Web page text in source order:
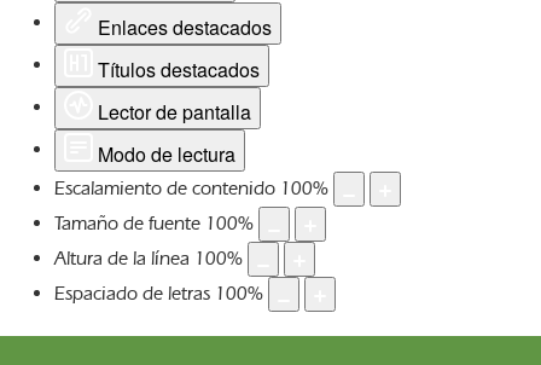
Enlaces destacados
Títulos destacados
Lector de pantalla
Modo de lectura
Escalamiento de contenido 100%
Tamaño de fuente 100%
Altura de la línea 100%
Espaciado de letras 100%